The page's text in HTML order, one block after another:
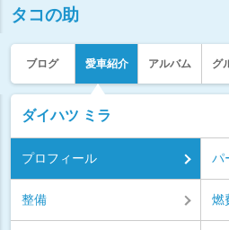
タコの助
ブログ 愛車紹介 アルバム グ
ダイハツ ミラ
プロフィール パ
整備 燃